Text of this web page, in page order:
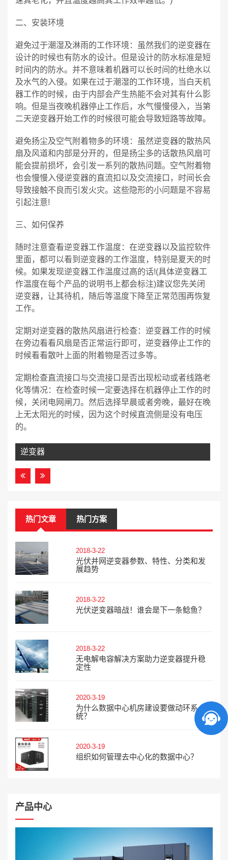
二、安装环境
避免过于潮湿及淋雨的工作环境：虽然我们的逆变器在
设计的时候也有防水的设计。但是设计的防水标准是短
时间内的防水。并不意味着机器可以长时间的杜绝水以
及水气的入侵。如果在过于潮湿的工作环境，当白天机
器工作的时候，由于内部会产生热能不会对其有什么影
响。但是当夜晚机器停止工作后，水气慢慢侵入，当第
二天逆变器开始工作的时候很可能会导致短路等故障。
避免扬尘及空气附着物多的环境：虽然逆变器的散热风
扇及风道和内部是分开的，但是扬尘多的话散热风扇可
能会提前损坏，会引发一系列的散热问题。空气附着物
也会慢慢入侵逆变器的直流扣以及交流接口，时间长会
导致接触不良而引发火灾。这些隐形的小问题是不容易
引起注意!
三、如何保养
随时注意查看逆变器工作温度：在逆变器以及监控软件
里面，都可以看到逆变器的工作温度，特别是夏天的时
候。如果发现逆变器工作温度过高的话!(具体逆变器工
作温度在每个产品的说明书上都会标注)建议您先关闭
逆变器，让其待机，随后等温度下降至正常范围再恢复
工作。
定期对逆变器的散热风扇进行检查：逆变器工作的时候
在旁边看看风扇是否正常运行即可，逆变器停止工作的
时候看看散叶上面的附着物是否过多等。
定期检查直流接口与交流接口是否出现松动或者线路老
化等情况：在检查时候一定要选择在机器停止工作的时
候，关闭电网闸刀。然后选择早晨或者旁晚，最好在晚
上无太阳光的时候，因为这个时候直流侧是没有电压
的。
逆变器
热门文章 热门方案
2018-3-22
光伏并网逆变器参数、特性、分类和发
展趋势
2018-3-22
光伏逆变器暗战！谁会是下一条鲶鱼？
2018-3-22
无电解电容解决方案助力逆变器提升稳
定性
2020-3-19
为什么数据中心机房建设要做动环系
统？
2020-3-19
组织如何管理去中心化的数据中心？
产品中心